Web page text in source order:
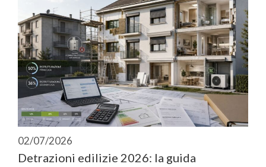
02/07/2026
Detrazioni edilizie 2026: la guida